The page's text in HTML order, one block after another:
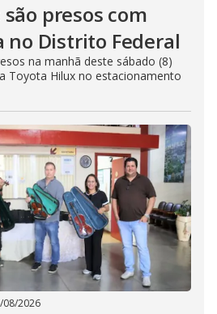
presos com
Distrito Federal
na manhã deste sábado (8)
Toyota Hilux no estacionamento
08/2026